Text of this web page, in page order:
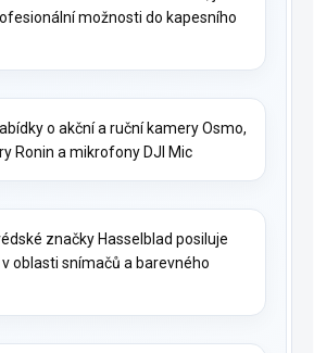
možnosti do kapesního
o akční a ruční kamery Osmo,
Ronin a mikrofony DJI Mic
značky Hasselblad posiluje
oblasti snímačů a barevného